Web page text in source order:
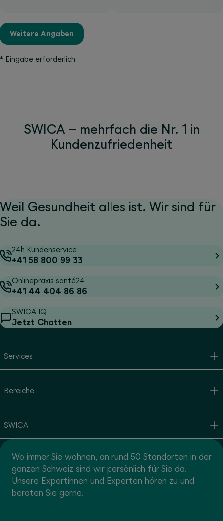
Weitere Angaben
* Eingabe erforderlich
SWICA – mehrfach die Nr. 1 in
Kundenzufriedenheit
Weil Gesundheit alles ist. Wir sind für
Sie da.
24h Kundenservice
+41 58 800 99 33
Onlinepraxis santé24
+41 44 404 86 86
SWICA IQ
Jetzt Chatten
Services
Bereiche
SWICA
Wo immer Sie wohnen, an rund 50 Standorten in der
ganzen Schweiz sind wir persönlich für Sie da.
Unsere Expertinnen und Experten hören zu und
beraten Sie gerne.